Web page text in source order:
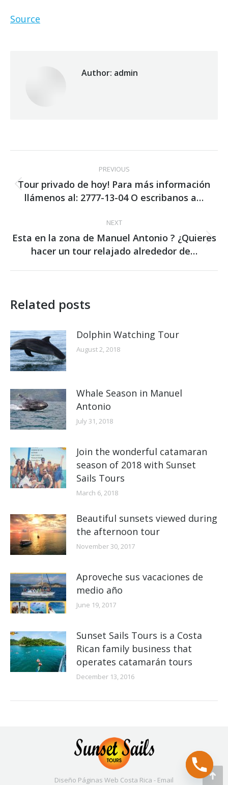
Source
Author: admin
navigation
PREVIOUS
Previous
post:
Tour privado de hoy! Para más información
llámenos al: 2777-13-04 O escribanos a…
NEXT
Next
post:
Esta en la zona de Manuel Antonio ? ¿Quieres
hacer un tour relajado alrededor de…
Related posts
Dolphin Watching Tour
August 2, 2018
Whale Season in Manuel
Antonio
July 31, 2018
Join the wonderful catamaran
season of 2018 with Sunset
Sails Tours
March 6, 2018
Beautiful sunsets viewed during
the afternoon tour
November 30, 2017
Aproveche sus vacaciones de
medio año
June 19, 2017
Sunset Sails Tours is a Costa
Rican family business that
operates catamarán tours
December 13, 2016
Diseño Páginas Web Costa Rica - Email Go